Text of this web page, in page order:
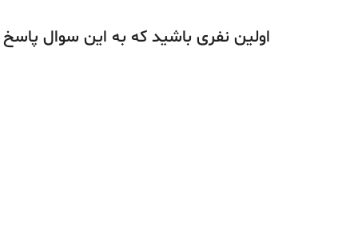
اولین نفری باشید که به این سوال